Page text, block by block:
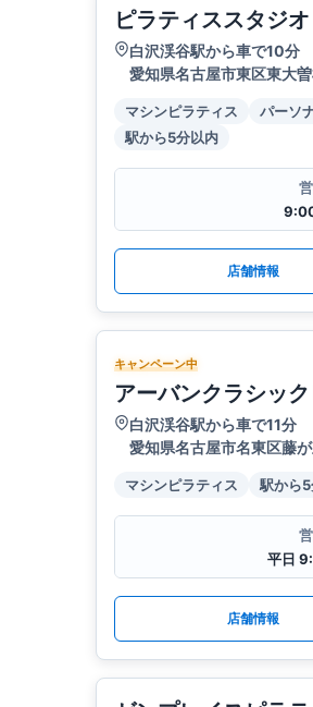
ピラティススタジ
白沢渓谷駅から車で10分
愛知県名古屋市東区東大
マシンピラティス パーソ
駅から5分以内
店舗情報
キャンペーン中
アーバンクラシッ
白沢渓谷駅から車で11分
愛知県名古屋市名東区藤
マシンピラティス 駅から
平日
店舗情報